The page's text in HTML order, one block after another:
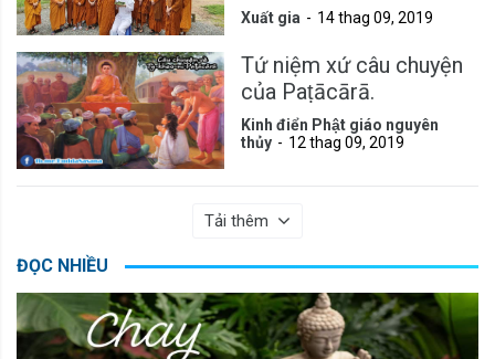
Xuất gia 14 thag 09, 2019
Tứ niệm xứ câu chuyện
của Paṭācārā.
Kinh điển Phật giáo nguyên
thủy
12 thag 09, 2019
Tải thêm
ĐỌC NHIỀU